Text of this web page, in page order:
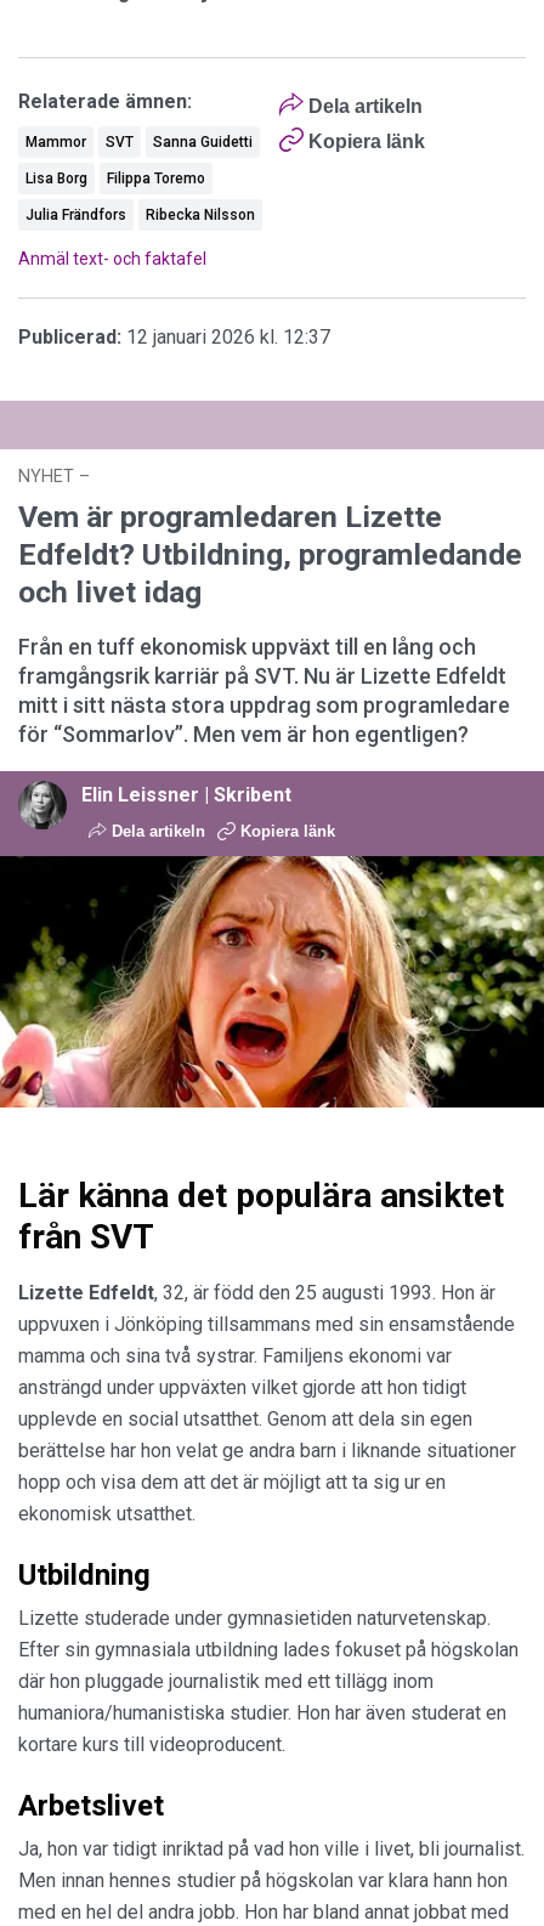
Dela artikeln
Kopiera länk
Relaterade ämnen:
Mammor SVT Sanna Guidetti
Lisa Borg Filippa Toremo
Julia Frändfors Ribecka Nilsson
Anmäl text- och faktafel
Publicerad: 12 januari 2026 kl. 12:37
NYHET –
Vem är programledaren Lizette
Edfeldt? Utbildning, programledande
och livet idag
Från en tuff ekonomisk uppväxt till en lång och
framgångsrik karriär på SVT. Nu är Lizette Edfeldt
mitt i sitt nästa stora uppdrag som programledare
för “Sommarlov”. Men vem är hon egentligen?
Elin Leissner | Skribent
Dela artikeln Kopiera länk
Lär känna det populära ansiktet
från SVT
Lizette Edfeldt, 32, är född den 25 augusti 1993. Hon är
uppvuxen i Jönköping tillsammans med sin ensamstående
mamma och sina två systrar. Familjens ekonomi var
ansträngd under uppväxten vilket gjorde att hon tidigt
upplevde en social utsatthet. Genom att dela sin egen
berättelse har hon velat ge andra barn i liknande situationer
hopp och visa dem att det är möjligt att ta sig ur en
ekonomisk utsatthet.
Utbildning
Lizette studerade under gymnasietiden naturvetenskap.
Efter sin gymnasiala utbildning lades fokuset på högskolan
där hon pluggade journalistik med ett tillägg inom
humaniora/humanistiska studier. Hon har även studerat en
kortare kurs till videoproducent.
Arbetslivet
Ja, hon var tidigt inriktad på vad hon ville i livet, bli journalist.
Men innan hennes studier på högskolan var klara hann hon
med en hel del andra jobb. Hon har bland annat jobbat med